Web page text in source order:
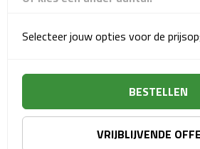
Schoenentassen
Selecteer jouw opties voor de
BESTELLEN
VRIJBLIJVENDE